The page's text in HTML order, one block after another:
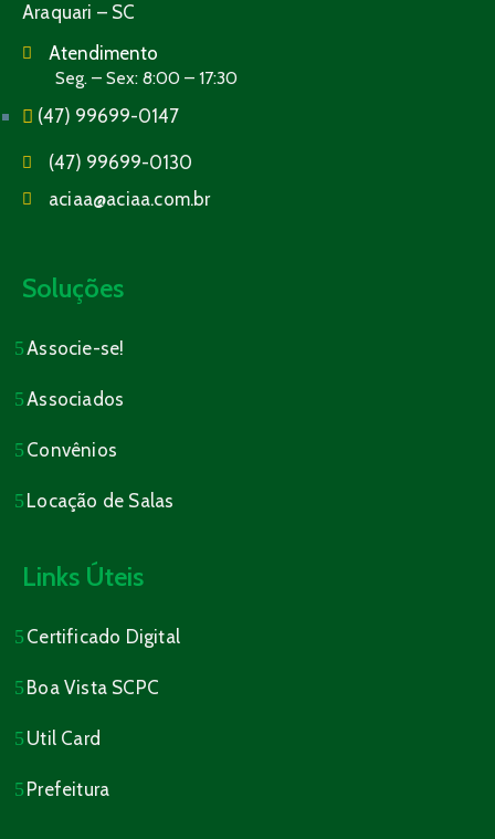
Araquari – SC
Atendimento
Seg. – Sex: 8:00 – 17:30
(47) 99699-0147
(47) 99699-0130
aciaa@aciaa.com.br
Soluções
Associe-se!
Associados
Convênios
Locação de Salas
Links Úteis
Certificado Digital
Boa Vista SCPC
Util Card
Prefeitura